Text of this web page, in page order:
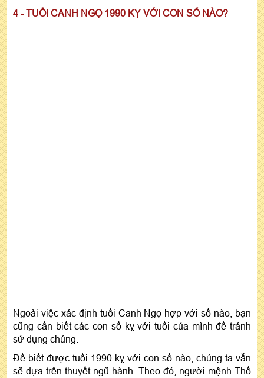
4 - TUỔI CANH NGỌ 1990 KỴ VỚI CON SỐ NÀO?
Ngoài việc xác định tuổi Canh Ngọ hợp với số nào, bạn
cũng cần biết các con số kỵ với tuổi của mình để tránh
sử dụng chúng.
Để biết được tuổi 1990 kỵ với con số nào, chúng ta vẫn
sẽ dựa trên thuyết ngũ hành. Theo đó, người mệnh Thổ